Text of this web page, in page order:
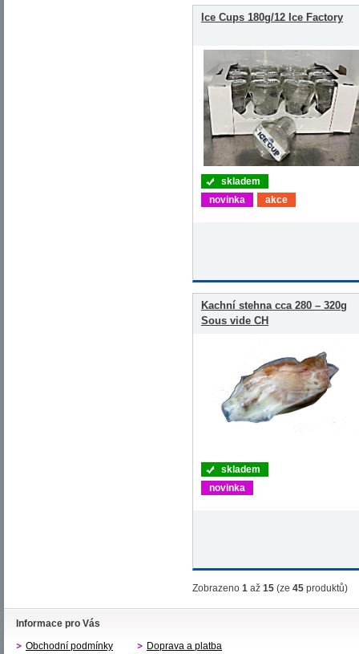
Ice Cups 180g/12 Ice Factory
skladem
novinka
akce
Kachní stehna cca 280 – 320g
Sous vide CH
skladem
novinka
Zobrazeno 1 až 15 (ze 45 produktů)
Informace pro Vás
Obchodní podmínky
Doprava a platba